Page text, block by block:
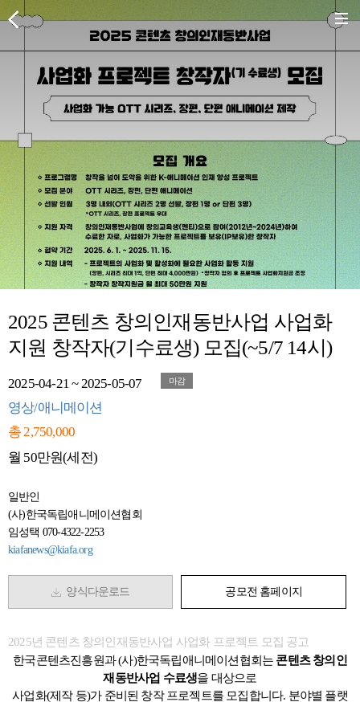
2025 콘텐츠 창의인재동반사업 사업화
지원 창작자(기수료생) 모집(~5/7 14시)
2025-04-21 ~ 2025-05-07 마감
영상/애니메이션
총 2,750,000
월 50만원(세전)
일반인
(사)한국독립애니메이션협회
임성택 070-4322-2253
kiafanews@kiafa.org
양식다운로드 공모전 홈페이지
2025년 콘텐츠 창의인재동반사업 사업화 프로젝트 모집 공고
한국콘텐츠진흥원과 (사)한국독립애니메이션협회는 콘텐츠 창의인
재동반사업 수료생을 대상으로
사업화(제작 등)가 준비된 창작 프로젝트를 모집합니다. 분야별 플랫